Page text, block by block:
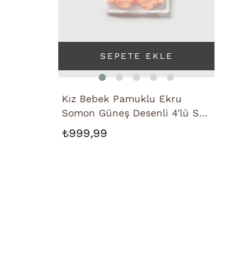
Kız Bebek Pamuklu Ekru
Somon Güneş Desenli 4'lü Set
- Hırka, Patikli Pantolon ve
Şapka Battaniye
₺999,99
SEPETE EKLE